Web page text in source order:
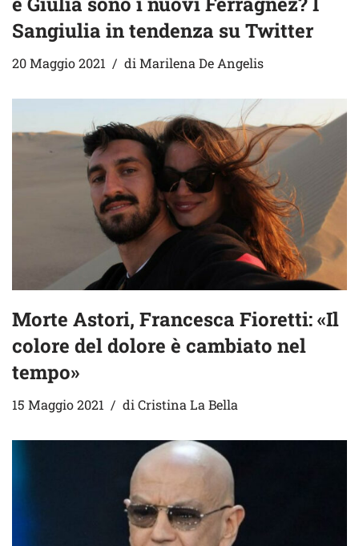
Sangiulia in tendenza su Twitter
20 Maggio 2021 diMarilena De Angelis
Morte Astori, Francesca Fioretti: «Il
colore del dolore è cambiato nel
tempo»
15 Maggio 2021 di Cristina La Bella